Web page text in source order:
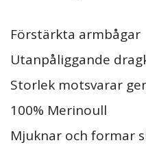
Förstärkta armbågar
Utanpåliggande
Storlek motsvarar
100% Merinoull
Mjuknar och formar